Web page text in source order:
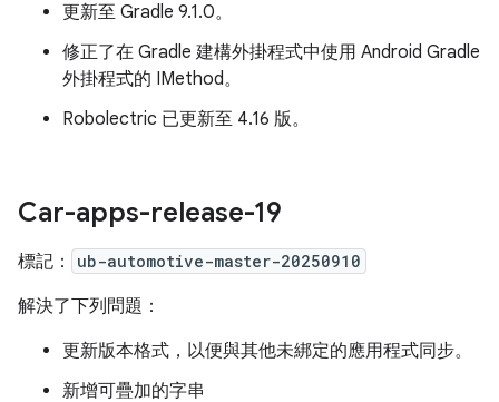
更新至 Gradle 9.1.0。
修正了在 Gradle 建構外掛程式中使用 Android Gradle
外掛程式的 IMethod。
Robolectric 已更新至 4.16 版。
Car-apps-release-19
標記： ub-automotive-master-20250910
解決了下列問題：
更新版本格式，以便與其他未綁定的應用程式同步。
新增可疊加的字串